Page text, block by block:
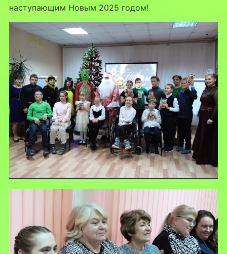
наступающим Новым 2025 годом!